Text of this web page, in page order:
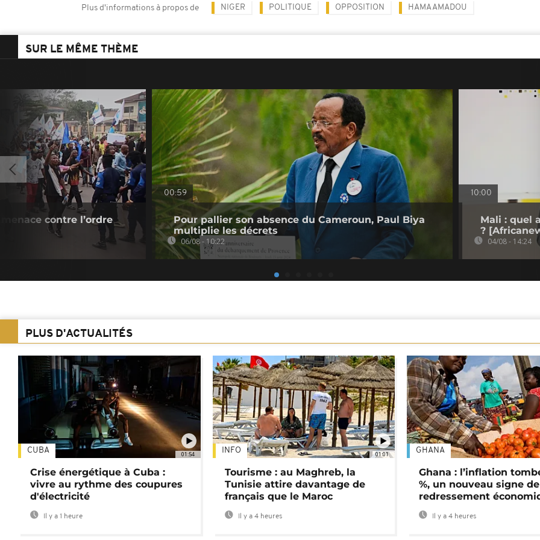
Plus d'informations à propos de NIGER POLITIQUE OPPOSITION HAMA AMADOU
SUR LE MÊME THÈME
contre l’ordre
00:59
Pour pallier son absence du Cameroun, Paul Biya
multiplie les décrets
06/08 - 10:22
10:00
Mali : quel
?
04/08 - 14:24
PLUS D'ACTUALITÉS
01:54
CUBA
Crise énergétique à Cuba :
vivre au rythme des coupures
d'électricité
Il y a 1 heure
01:01
INFO
Tourisme : au Maghreb, la
Tunisie attire davantage de
français que le Maroc
Il y a 4 heures
GHANA
Ghana : l’inflation
%, un nouveau signe de
redressement
Il y a 4 heures